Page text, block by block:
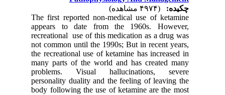
چکیده:
The first reported non-medical use of ketamine
appears to date from the 1960s. However,
recreational use of this medication as a drug was
not common until the 1990s; But in recent years,
the recreational use of ketamine has increased in
many parts of the world and has created many
problems. Visual hallucinations, severe
personality duality and the feeling of leaving the
body following the use of ketamine are the most